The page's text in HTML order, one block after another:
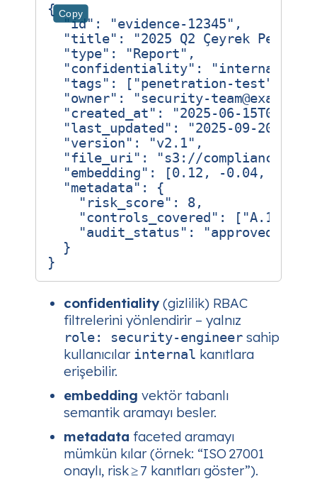
Copy
{
"id" : "evidence-12345" ,
"title" :
"2025 Q2 Çeyrek
"type" : "Report" ,
"confidentiality" : "internal"
"tags" : [ "penetration-test"
"owner" :
"security-
"created_at" :
"2025-06-
"last_updated" :
"2025-09-
"version" : "v2.1" ,
"file_uri" :
"s3://compliance-
"embedding" : [0.12 , -0.04,
"metadata" :
{
"risk_score" : 8,
"controls_covered" : [ "A.12.5"
"audit_status" :
"approved"
}
}
confidentiality(gizlilik) RBAC
filtrelerini yönlendirir – yalnız
role: security-engineer sahip
kullanıcılar internal kanıtlara
erişebilir.
embedding vektör tabanlı
semantik aramayı besler.
metadata faceted aramayı
mümkün kılar (örnek: “ISO 27001
onaylı, risk ≥ 7 kanıtları göster”).